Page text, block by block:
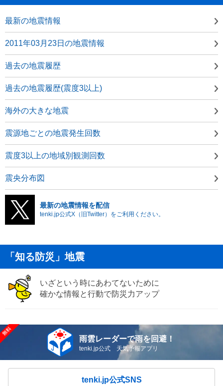
最新の地震情報
2011年03月23日の地震情報
過去の地震履歴
過去の地震履歴(震度3以上)
海外の大きな地震
震源地ごとの地震発生回数
震度3以上の地域別観測回数
震央分布図
最新の地震情報を配信
tenki.jp公式X（旧Twitter）をご利用ください。
「知る防災」地震
いざという時にあわてないために
確かな情報と行動で防災力アップ
雨雲レーダーで雨を回避！
tenki.jp公式 天気予報アプリ
tenki.jp公式SNS